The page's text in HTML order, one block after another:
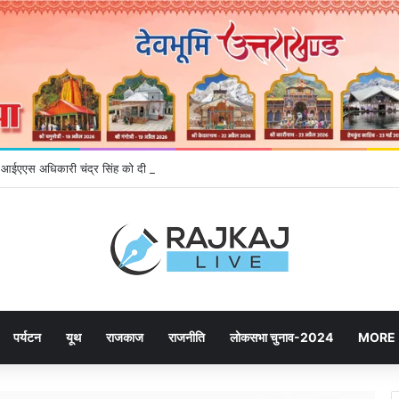
आईएएस अधिकारी चंद्र सिंह को दी श्रद्धांजलि
पर्यटन यूथ राजकाज राजनीति लोकसभा चुनाव-2024 MORE